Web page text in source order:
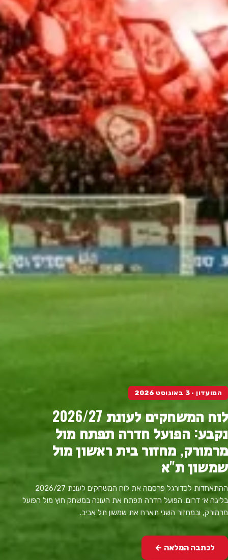
המועדון · 3 באוגוסט 2026
לוח המשחקים לעונת 2026/27
נקבע: הפועל חדרה תפתח מול
מרמורק, מחזור בית ראשון מול
שמשון ת"א
ההתאחדות לכדורגל פרסמה את לוח המשחקים לעונת 2026/27
בליגה א׳ דרום. הפועל חדרה תפתח את העונה במשחק חוץ מול הפועל
מרמורק, ובמחזור השני תארח את שמשון תל אביב.
לכתבה המלאה ←